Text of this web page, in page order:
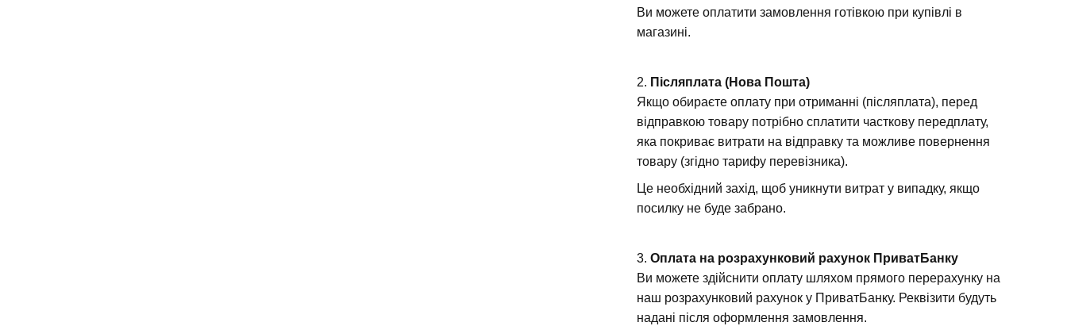
Ви можете оплатити замовлення готівкою при купівлі в
магазині.
2. Післяплата (Нова Пошта)
Якщо обираєте оплату при отриманні (післяплата), перед
відправкою товару потрібно сплатити часткову передплату,
яка покриває витрати на відправку та можливе повернення
товару (згідно тарифу перевізника).
Це необхідний захід, щоб уникнути витрат у випадку, якщо
посилку не буде забрано.
3.Оплата на розрахунковий рахунок ПриватБанку
Ви можете здійснити оплату шляхом прямого перерахунку на
наш розрахунковий рахунок у ПриватБанку. Реквізити будуть
надані після оформлення замовлення.